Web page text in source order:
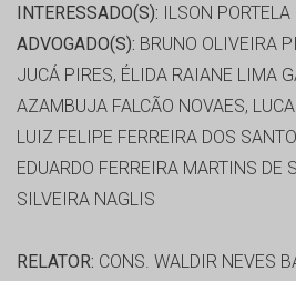
INTERESSADO(S): ILSON PORTELA
ADVOGADO(S): BRUNO OLIVEIRA
JUCÁ PIRES, ÉLIDA RAIANE LIMA
AZAMBUJA FALCÃO NOVAES,
LUIZ FELIPE FERREIRA DOS
EDUARDO FERREIRA MARTINS DE
SILVEIRA NAGLIS
RELATOR: CONS. WALDIR NEVES